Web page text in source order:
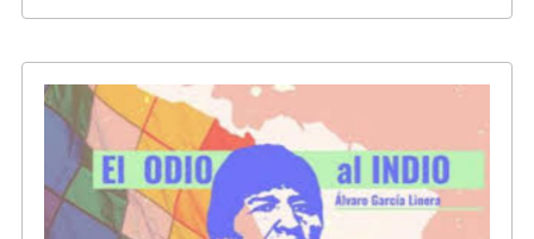
o
k
m n
ar
tir